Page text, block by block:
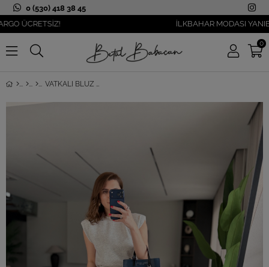
0 (530) 418 38 45
İLKBAHAR MODASI
0
VATKALI BLUZ ETEK TAKIM